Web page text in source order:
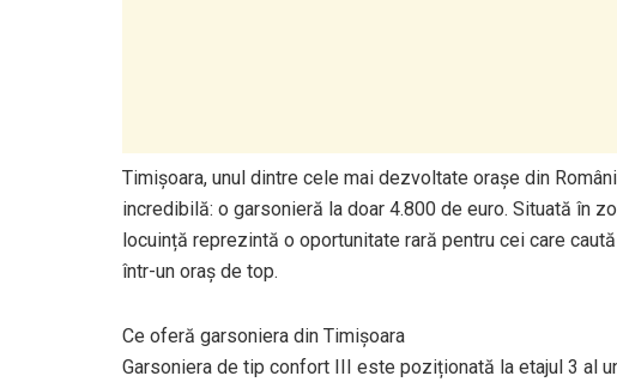
Timișoara, unul dintre cele mai dezvoltate orașe din
incredibilă: o garsonieră la doar 4.800 de euro. Situată în
locuință reprezintă o oportunitate rară pentru cei care
într-un oraș de top.
Ce oferă garsoniera din Timișoara
Garsoniera de tip confort III este poziționată la etajul 3 al